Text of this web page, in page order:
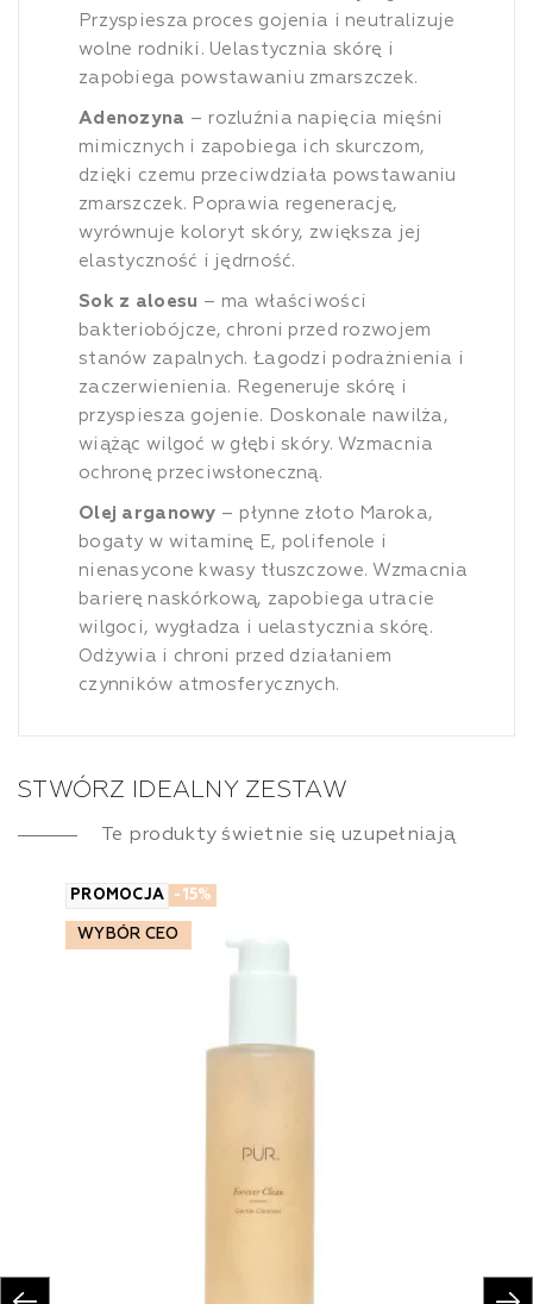
Przyspiesza proces gojenia i neutralizuje
wolne rodniki. Uelastycznia skórę i
zapobiega powstawaniu zmarszczek.
Adenozyna – rozluźnia napięcia mięśni
mimicznych i zapobiega ich skurczom,
dzięki czemu przeciwdziała powstawaniu
zmarszczek. Poprawia regenerację,
wyrównuje koloryt skóry, zwiększa jej
elastyczność i jędrność.
Sok z aloesu – ma właściwości
bakteriobójcze, chroni przed rozwojem
stanów zapalnych. Łagodzi podrażnienia i
zaczerwienienia. Regeneruje skórę i
przyspiesza gojenie. Doskonale nawilża,
wiążąc wilgoć w głębi skóry. Wzmacnia
ochronę przeciwsłoneczną.
Olej arganowy – płynne złoto Maroka,
bogaty w witaminę E, polifenole i
nienasycone kwasy tłuszczowe. Wzmacnia
barierę naskórkową, zapobiega utracie
wilgoci, wygładza i uelastycznia skórę.
Odżywia i chroni przed działaniem
czynników atmosferycznych.
STWÓRZ IDEALNY ZESTAW
Te produkty świetnie się uzupełniają
PROMOCJA -15%
WYBÓR CEO